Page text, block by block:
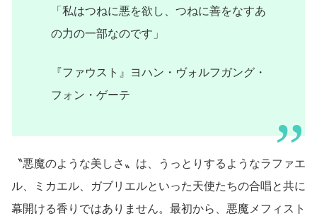
「私はつねに悪を欲し、つねに善をなすあ
の力の一部なのです」
『ファウスト』ヨハン・ヴォルフガング・
フォン・ゲーテ
〝悪魔のような美しさ〟は、うっとりするようなラファエ
ル、ミカエル、ガブリエルといった天使たちの合唱と共に
幕開ける香りではありません。最初から、悪魔メフィスト